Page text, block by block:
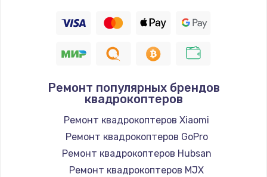
Ремонт популярных брендов
квадрокоптеров
Ремонт квадрокоптеров Xiaomi
Ремонт квадрокоптеров GoPro
Ремонт квадрокоптеров Hubsan
Ремонт квадрокоптеров MJX